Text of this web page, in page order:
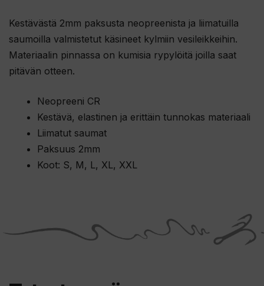
Kestävästä 2mm paksusta neopreenista ja liimatuilla
saumoilla valmistetut käsineet kylmiin vesileikkeihin.
Materiaalin pinnassa on kumisia rypylöitä joilla saat
pitävän otteen.
Neopreeni CR
Kestävä, elastinen ja erittäin tunnokas materiaali
Liimatut saumat
Paksuus 2mm
Koot: S, M, L, XL, XXL